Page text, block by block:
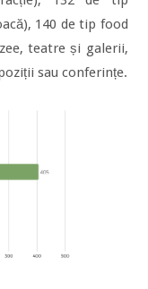
140 de tip food
teatre și galerii,
sau conferințe.